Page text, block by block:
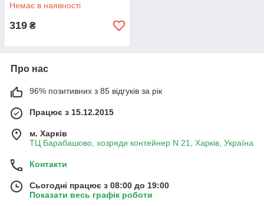
Немає в наявності
319 ₴
Про нас
96% позитивних з 85 відгуків за рік
Працює з 15.12.2015
м. Харків
ТЦ Барабашово, хозряди контейнер N 21, Харків, Україна
Контакти
Сьогодні працює з 08:00 до 19:00
Показати весь графік роботи